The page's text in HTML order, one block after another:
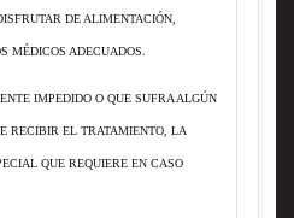
DE ALIMENTACIÓN,
MÉDICOS ADECUADOS.
IMPEDIDO O QUE SUFRA ALGÚN
RECIBIR EL TRATAMIENTO, LA
QUE REQUIERE EN CASO